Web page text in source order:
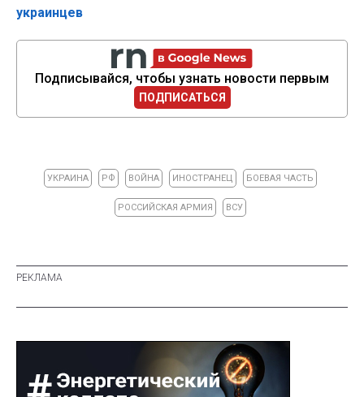
украинцев
Подписывайся, чтобы узнать новости первым
ПОДПИСАТЬСЯ
УКРАИНА РФ ВОЙНА ИНОСТРАНЕЦ БОЕВАЯ ЧАСТЬ
РОССИЙСКАЯ АРМИЯ ВСУ